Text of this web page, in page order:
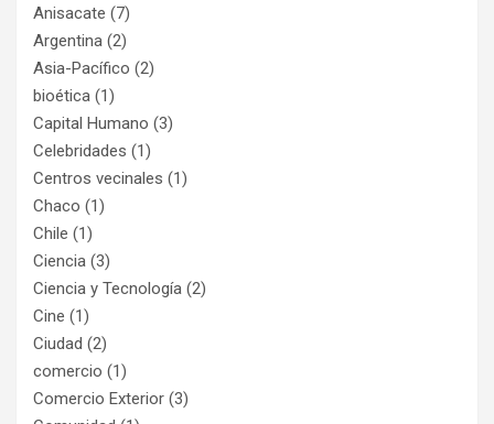
Anisacate (7)
Argentina (2)
Asia-Pacífico (2)
bioética (1)
Capital Humano (3)
Celebridades (1)
Centros vecinales (1)
Chaco (1)
Chile (1)
Ciencia (3)
Ciencia y Tecnología (2)
Cine (1)
Ciudad (2)
comercio (1)
Comercio Exterior (3)